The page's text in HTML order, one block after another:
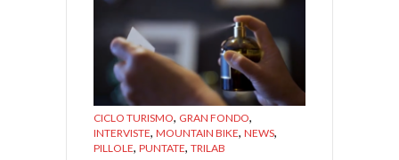
CICLO TURISMO, GRAN FONDO,
INTERVISTE, MOUNTAIN BIKE, NEWS,
PILLOLE, PUNTATE, TRILAB